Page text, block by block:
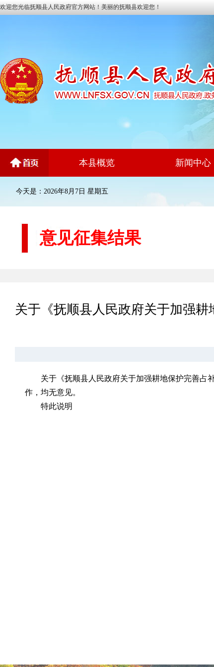
欢迎您光临抚顺县人民政府官方网站！美丽的抚顺县欢迎您！
本县概览 新闻中心
今天是：2026年8月7日 星期五
意见征集结果
关于《抚顺县人民政府关于加强
关于《抚顺县人民政府关于加强耕地保护完善占
作，均无意见。
特此说明